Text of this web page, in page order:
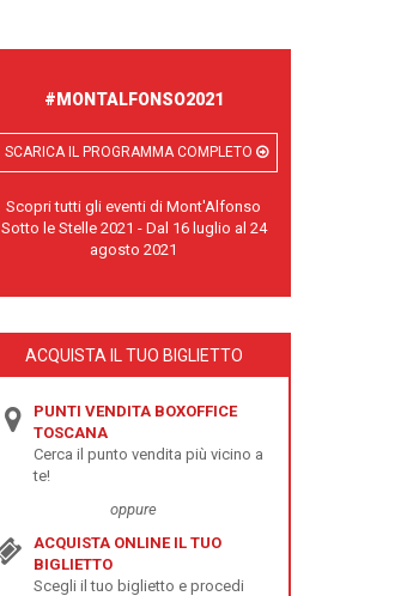
#MONTALFONSO2021
SCARICA IL PROGRAMMA COMPLETO
Scopri tutti gli eventi di Mont'Alfonso
Sotto le Stelle 2021 - Dal 16 luglio al 24
agosto 2021
ACQUISTA IL TUO BIGLIETTO
PUNTI VENDITA BOXOFFICE
TOSCANA
Cerca il punto vendita più vicino a
te!
oppure
ACQUISTA ONLINE IL TUO
BIGLIETTO
Scegli il tuo biglietto e procedi